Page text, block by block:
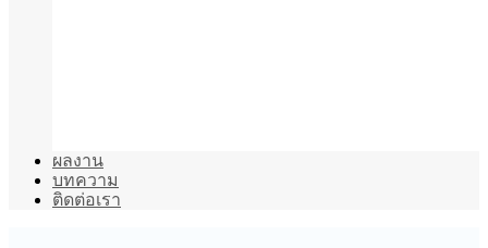
ผลงาน
บทความ
ติดต่อเรา